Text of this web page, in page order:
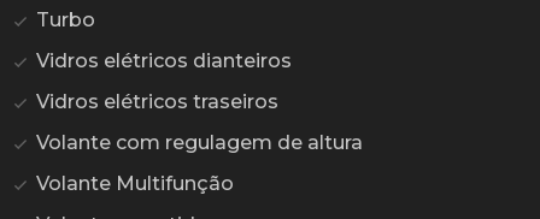
Turbo
Vidros elétricos dianteiros
Vidros elétricos traseiros
Volante com regulagem de altura
Volante Multifunção